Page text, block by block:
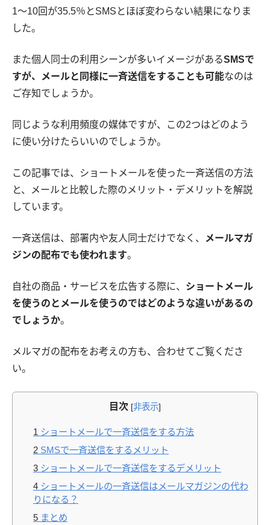
1〜10回が35.5％とSMSとほぼ変わらない結果になりま
した。
また個人同士の利用シーンが多いイメージがあるSMSで
すが、メールと同様に一斉送信をすることも可能なのは
ご存知でしょうか。
同じような利用頻度の媒体ですが、この2つはどのよう
に使い分けたらいいのでしょうか。
この記事では、ショートメールを使った一斉送信の方法
と、メールと比較した際のメリット・デメリットを解説
しています。
一斉送信は、部署内や友人同士だけでなく、
メールマガ
ジンの配布でも使われます。
自社の商品・サービスを広告する際に、 ショートメール
を使うのとメールを使うのではどのような違いがあるの
でしょうか。
メルマガの配布をお考えの方も、合わせてご覧くださ
い。
目次 [非表示]
1 ショートメールで一斉送信をする方法
2 SMSで一斉送信をするメリット
3 ショートメールで一斉送信をするデメリット
4 ショートメールの一斉送信はメールマガジンの代わ
りになる？
5 まとめ